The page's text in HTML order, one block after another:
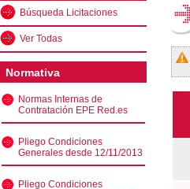
Búsqueda Licitaciones
Ver Todas
Normativa
Normas Internas de
Contratación EPE Red.es
Pliego Condiciones
Generales desde 12/11/2013
Pliego Condiciones